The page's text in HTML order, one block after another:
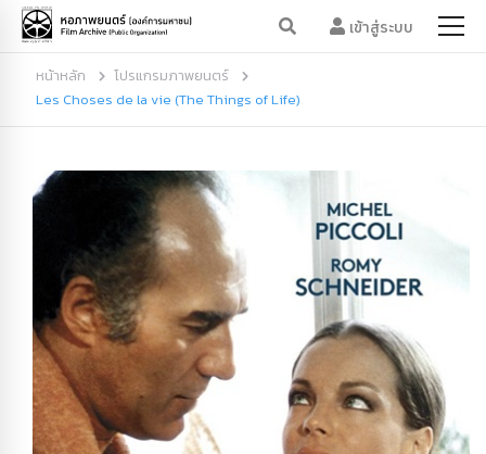
เข้าสู่ระบบ
หน้าหลัก
โปรแกรมภาพยนตร์
Les Choses de la vie (The Things of Life)